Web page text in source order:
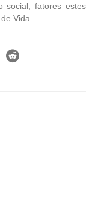
social, fatores estes
Vida.